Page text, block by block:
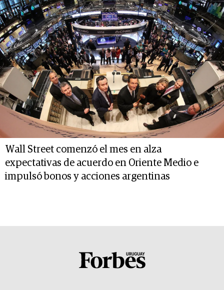
Wall Street comenzó el mes en alza
expectativas de acuerdo en Oriente Medio e
impulsó bonos y acciones argentinas